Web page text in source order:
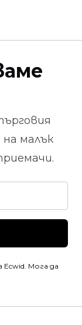
малък
Ecwid. Мога да